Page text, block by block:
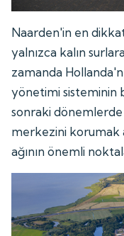
Naarden'in en
yalnızca kalın
zamanda
yönetimi sisteminin
sonraki
merkezini korumak
ağının önemli